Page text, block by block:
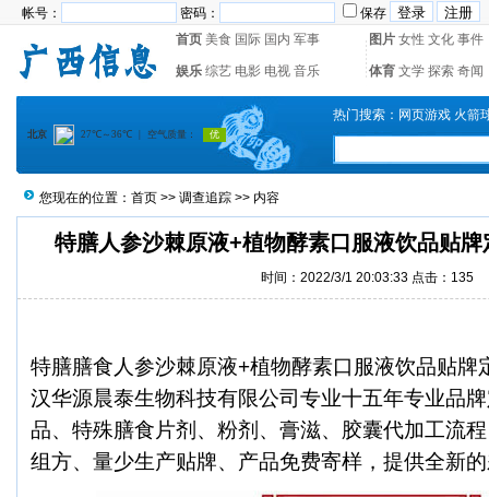
帐号： 密码：
保存
首页 美食 国际 国内 军事 图片 女性 文化 事件
娱乐 综艺 电影 电视 音乐 体育 文学 探索 奇闻
热门搜索： 网页游戏 火箭
您现在的位置： 首页 >> 调查追踪 >> 内容
特膳人参沙棘原液+植物酵素口服液饮品贴
时间：2022/3/1 20:03:33 点击： 135
特膳膳食人参沙棘原液+植物酵素口服液饮品贴牌
汉华源晨泰生物科技有限公司专业十五年专业品
品、特殊膳食片剂、粉剂、膏滋、胶囊代加工流
组方、量少生产贴牌、产品免费寄样，提供全新